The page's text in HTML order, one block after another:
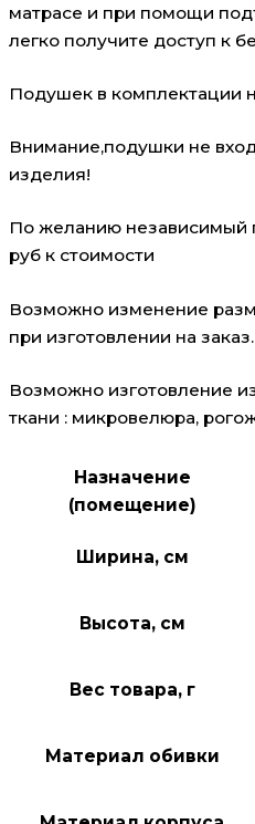
матрасе и при помощи
легко получите доступ к
Подушек в комплектации
Внимание,подушки не
изделия!
По желанию независимый
руб к стоимости
Возможно изменение
при изготовлении на заказ.
Возможно изготовление
ткани : микровелюра,
Назначение
(помещение)
Ширина, см
Высота, см
Вес товара, г
Материал обивки